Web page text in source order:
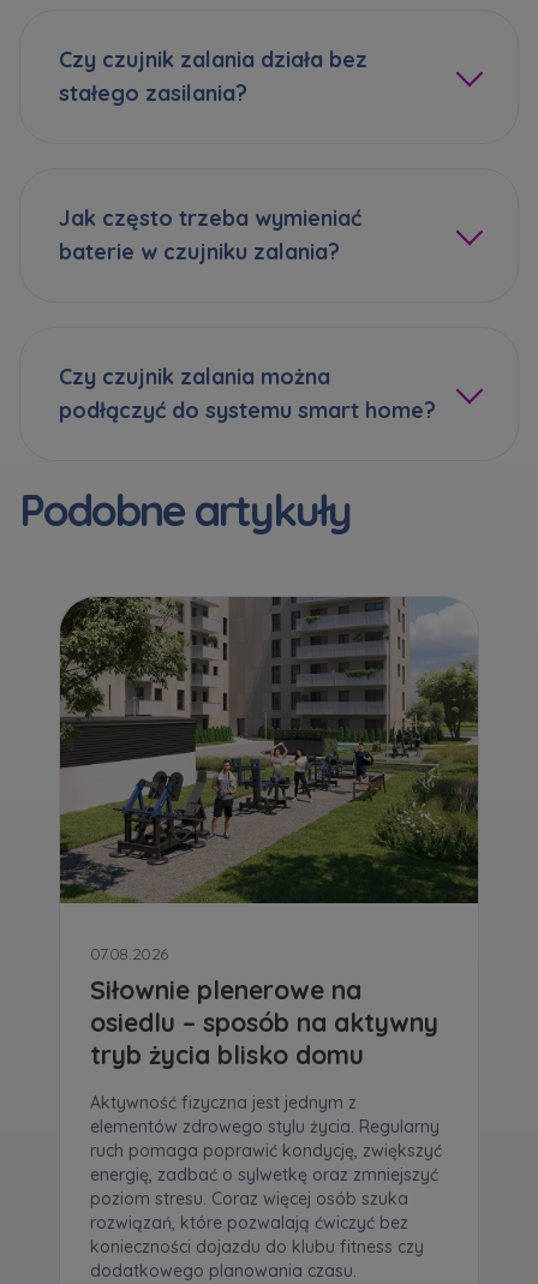
Czy czujnik zalania działa bez
stałego zasilania?
Jak często trzeba wymieniać
baterie w czujniku zalania?
Czy czujnik zalania można
podłączyć do systemu smart home?
Podobne artykuły
07.08.2026
Siłownie plenerowe na
osiedlu – sposób na aktywny
tryb życia blisko domu
Aktywność fizyczna jest jednym z
elementów zdrowego stylu życia. Regularny
ruch pomaga poprawić kondycję, zwiększyć
energię, zadbać o sylwetkę oraz zmniejszyć
poziom stresu. Coraz więcej osób szuka
rozwiązań, które pozwalają ćwiczyć bez
konieczności dojazdu do klubu fitness czy
dodatkowego planowania czasu.